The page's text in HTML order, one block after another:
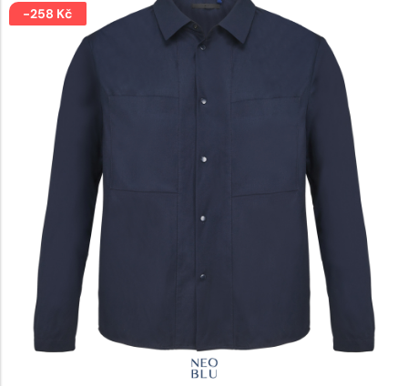
byla:
1577
1319 Kč.
-258 Kč